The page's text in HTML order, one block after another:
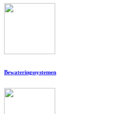
Bewateringssystemen